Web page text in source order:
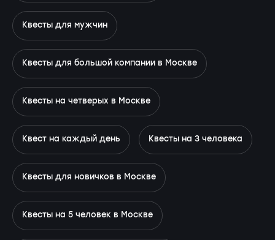
Квесты для мужчин
Квесты для большой компании в Москве
Квесты на четверых в Москве
Квест на каждый день Квесты на 3 человека
Квесты для новичков в Москве
Квесты на 5 человек в Москве